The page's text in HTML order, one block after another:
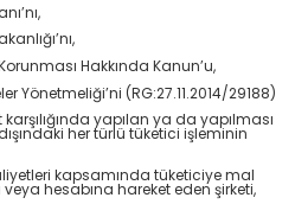
Hakkında Kanun’u,
Yönetmeliği’ni (RG:27.11.2014/29188)
yapılan ya da yapılması
her türlü tüketici işleminin
kapsamında tüketiciye mal
hesabına hareket eden şirketi,